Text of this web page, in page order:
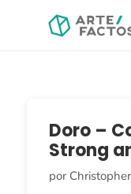
Doro –
Strong
por